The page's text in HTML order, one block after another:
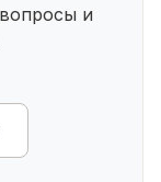
вопросы и